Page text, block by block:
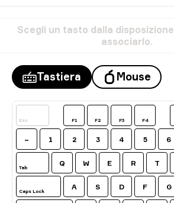
Scegli un tasto dalla disposizione
associarlo.
Tastiera Mouse
Esc F1 F2 F3 F4
~ 1 2 3 4 5 6
Tab
Q W E R T
Caps Lock
A S D F G